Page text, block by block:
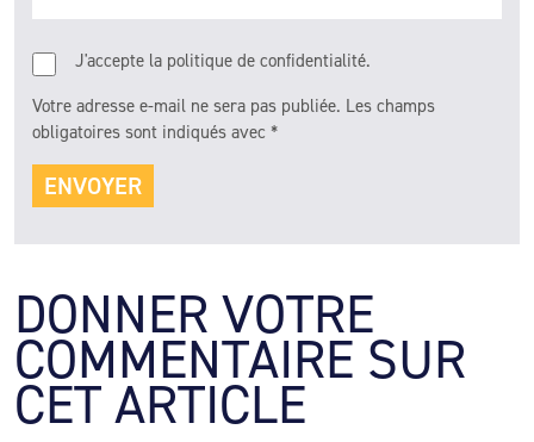
Votre adresse e-mail ne sera pas publiée. Les champs
obligatoires sont indiqués avec *
J'accepte la politique de confidentialité.
DONNER VOTRE
COMMENTAIRE SUR
CET ARTICLE